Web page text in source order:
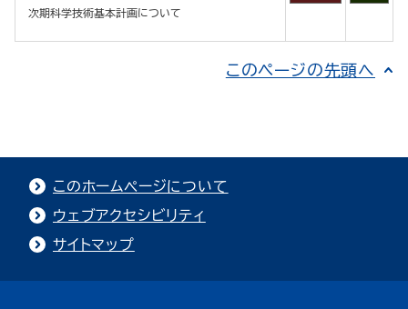
次期科学技術基本計画について
このページの先頭へ
このホームページについて
ウェブアクセシビリティ
サイトマップ